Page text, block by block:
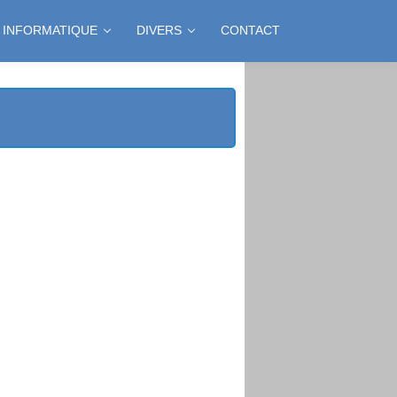
INFORMATIQUE DIVERS CONTACT